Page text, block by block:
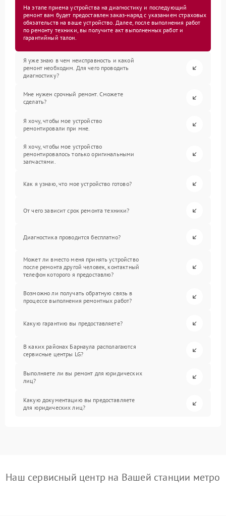
На этапе приема устройства на диагностику и последующий
ремонт вам будет предоставлен заказ-наряд с указанием страховых
обязательств на ваше устройство. Далее, после выполнения работ
по ремонту техники, вы получите акт выполненных работ и
гарантийный талон.
Я уже знаю в чем неисправность и какой
ремонт необходим. Для чего проводить
диагностику?
Мне нужен срочный ремонт. Сможете
сделать?
Я хочу, чтобы мое устройство
ремонтировали при мне.
Я хочу, чтобы мое устройство
ремонтировалось только оригинальными
запчастями.
Как я узнаю, что мое устройство готово?
От чего зависит срок ремонта техники?
Диагностика проводится бесплатно?
Может ли вместо меня принять устройство
после ремонта другой человек, контактный
телефон которого я предоставлю?
Возможно ли получать обратную связь в
процессе выполнения ремонтных работ?
Какую гарантию вы предоставляете?
В каких районах Барнаула располагаются
сервисные центры LG?
Выполняете ли вы ремонт для юридических
лиц?
Какую документацию вы предоставляете
для юридических лиц?
Наш сервисный центр на Вашей станции метро